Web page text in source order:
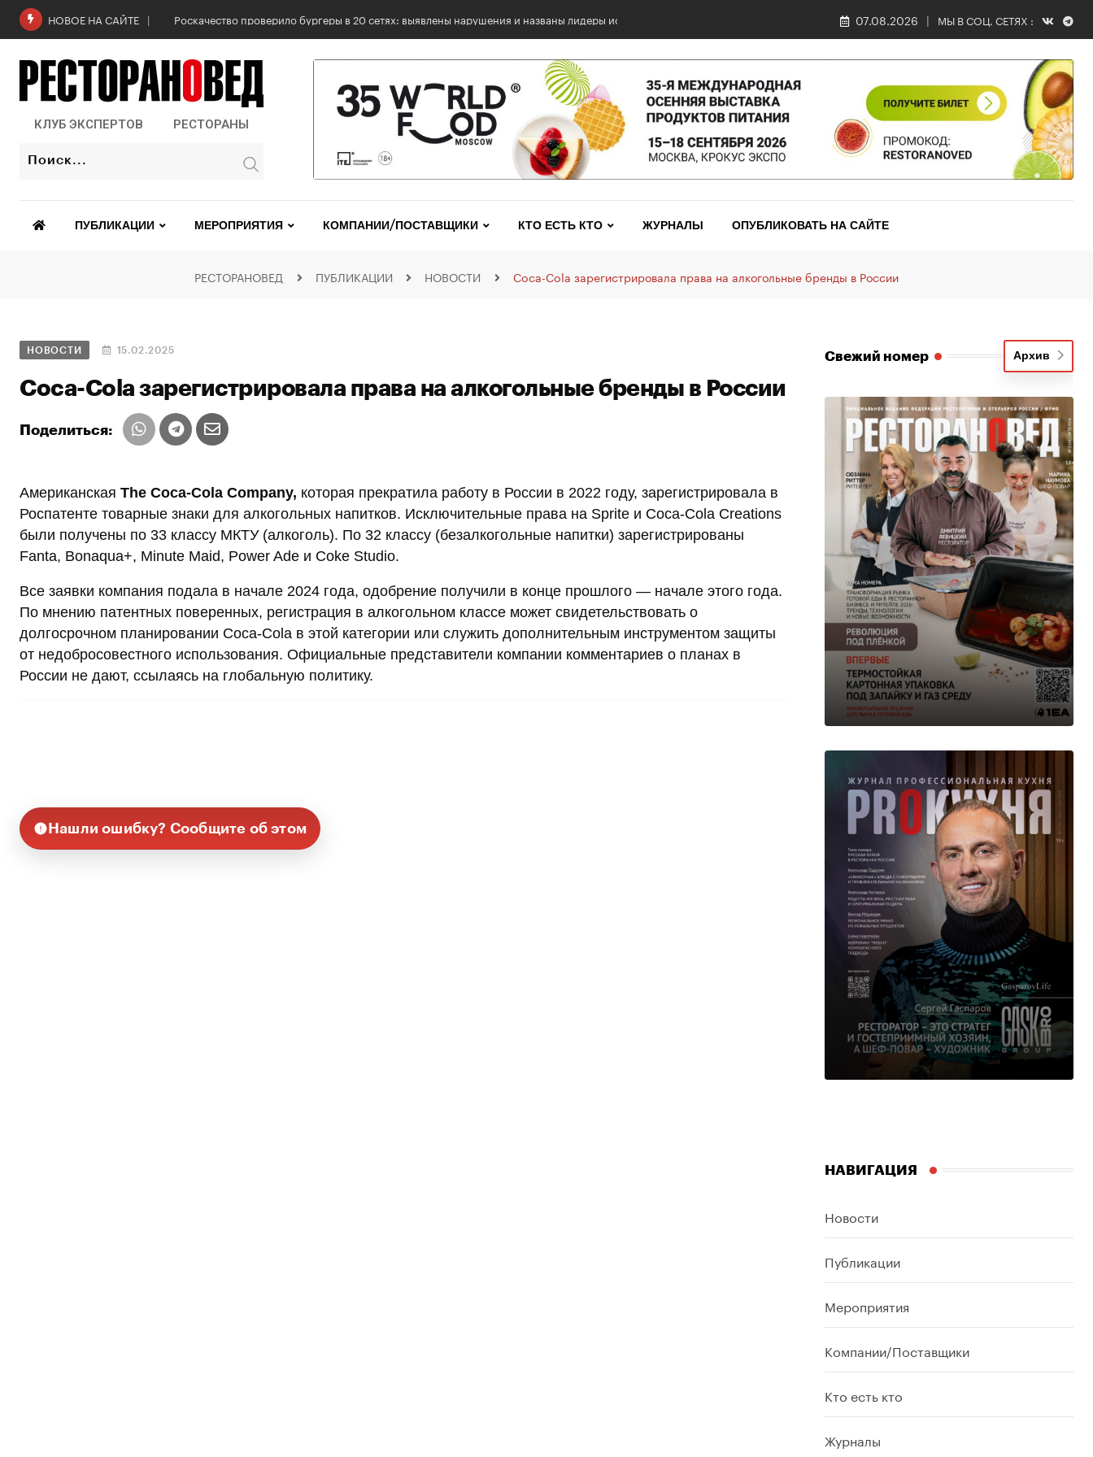
НОВОЕ НА САЙТЕ Роскачество проверило бургеры в 20 сетях: выявлены нарушения и названы лидеры исследования 07.08.2026 МЫ В СОЦ. СЕТЯХ :
КЛУБ ЭКСПЕРТОВ РЕСТОРАНЫ
ПУБЛИКАЦИИ МЕРОПРИЯТИЯ КОМПАНИИ/ПОСТАВЩИКИ КТО ЕСТЬ КТО ЖУРНАЛЫ ОПУБЛИКОВАТЬ НА САЙТЕ
РЕСТОРАНОВЕД ПУБЛИКАЦИИ НОВОСТИ Coca-Cola зарегистрировала права на алкогольные бренды в России
НОВОСТИ 15.02.2025
Coca-Cola зарегистрировала права на алкогольные бренды в России
Поделиться:
Американская The Coca-Cola Company, которая прекратила работу в России в 2022 году, зарегистрировала в
Роспатенте товарные знаки для алкогольных напитков. Исключительные права на Sprite и Coca-Cola Creations
были получены по 33 классу МКТУ (алкоголь). По 32 классу (безалкогольные напитки) зарегистрированы
Fanta, Bonaqua+, Minute Maid, Power Ade и Coke Studio.
Все заявки компания подала в начале 2024 года, одобрение получили в конце прошлого — начале этого года.
По мнению патентных поверенных, регистрация в алкогольном классе может свидетельствовать о
долгосрочном планировании Coca-Cola в этой категории или служить дополнительным инструментом защиты
от недобросовестного использования. Официальные представители компании комментариев о планах в
России не дают, ссылаясь на глобальную политику.
Нашли ошибку? Сообщите об этом
Свежий номер Архив
НАВИГАЦИЯ
Новости
Публикации
Мероприятия
Компании/Поставщики
Кто есть кто
Журналы